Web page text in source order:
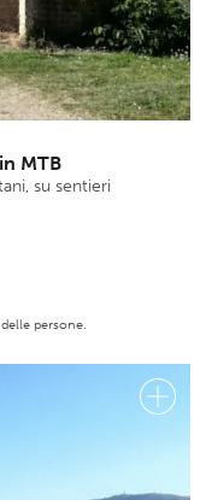
MTB
su sentieri
persone.